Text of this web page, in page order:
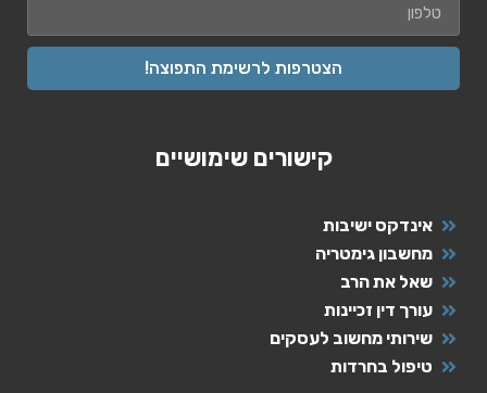
קישורים שימושיים
אינדקס ישיבות
מחשבון גימטריה
שאל את הרב
עורך דין זכיינות
שירותי מחשוב לעסקים
טיפול בחרדות
הצטרפות לרשימת התפוצה!